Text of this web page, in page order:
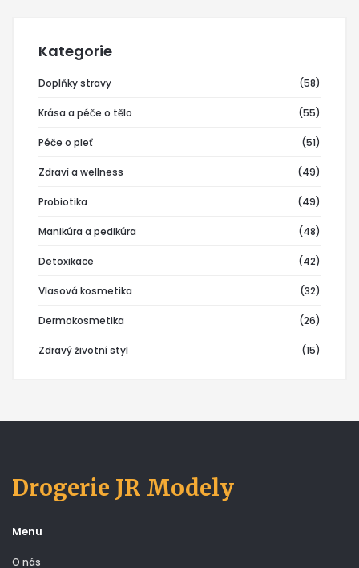
Kategorie
Doplňky stravy (58)
Krása a péče o tělo (55)
Péče o pleť (51)
Zdraví a wellness (49)
Probiotika (49)
Manikúra a pedikúra (48)
Detoxikace (42)
Vlasová kosmetika (32)
Dermokosmetika (26)
Zdravý životní styl (15)
Drogerie JR Modely
Menu
O nás